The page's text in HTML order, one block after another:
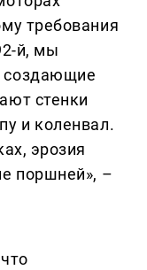
требования
й, мы
создающие
стенки
и коленвал.
эрозия
поршней», –